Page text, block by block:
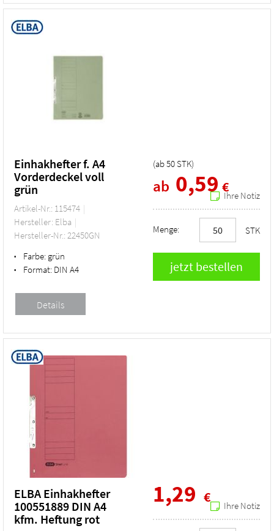
Einhakhefter f. A4
Vorderdeckel voll
grün
Artikel-Nr.: 115474
Hersteller: Elba
Hersteller-Nr.: 22450GN
• Farbe: grün
• Format: DIN A4
(ab50 STK)
ab 0,59 €
Ihre Notiz
Menge: STK
ELBA Einhakhefter
100551889 DIN A4
kfm. Heftung rot
1,29 €
Ihre Notiz